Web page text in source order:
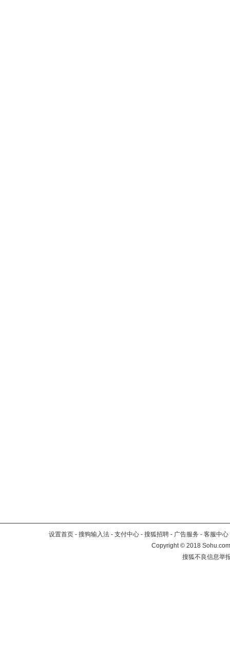
设置首页 - 搜狗输入法 - 支付中心 - 搜狐招聘 - 广告服务 - 客服中心
Copyright©2018
搜狐不良信息举